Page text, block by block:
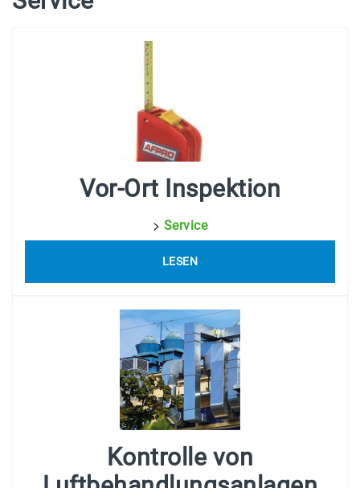
Vor-Ort Inspektion
> Service
LESEN
Kontrolle von